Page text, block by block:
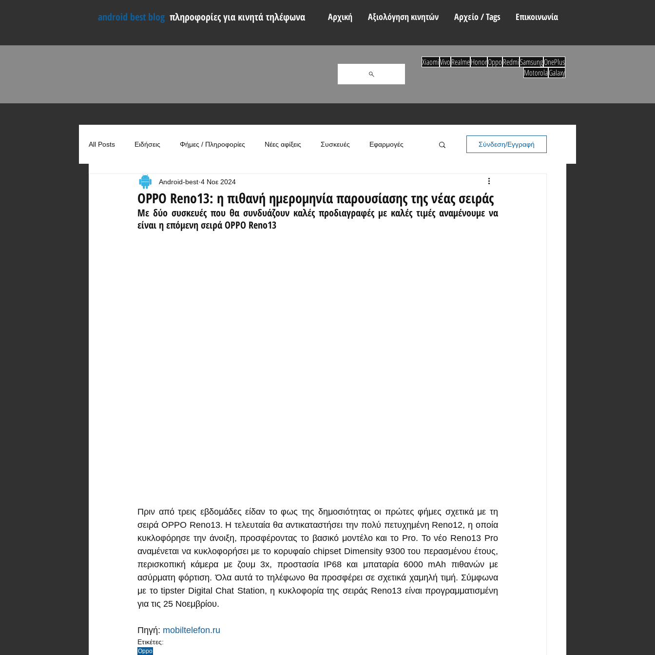
android best blog πληροφορίες για κινητά τηλέφωνα Αρχική Αξιολόγηση κινητών Αρχείο / Tags Επικοινωνία
All Posts Ειδήσεις Φήμες / Πληροφορίες Νέες αφίξεις Συσκευές Εφαρμογές
Συγκρίσεις Χρήσιμα
Σύνδεση/Εγγραφή
OPPO Reno13: η πιθανή ημερομηνία παρουσίασης της νέας σειράς
Android-best 4 Νοε 2024
Με δύο συσκευές που θα συνδυάζουν καλές προδιαγραφές με καλές τιμές αναμένουμε να
είναι η επόμενη σειρά OPPO Reno13
Πριν από τρεις εβδομάδες είδαν το φως της δημοσιότητας οι πρώτες φήμες σχετικά με τη
σειρά OPPO Reno13. Η τελευταία θα αντικαταστήσει την πολύ πετυχημένη Reno12, η οποία
κυκλοφόρησε την άνοιξη, προσφέροντας το βασικό μοντέλο και το Pro. Το νέο Reno13 Pro
αναμένεται να κυκλοφορήσει με το κορυφαίο chipset Dimensity 9300 του περασμένου έτους,
περισκοπική κάμερα με ζουμ 3x, προστασία IP68 και μπαταρία 6000 mAh πιθανών με
ασύρματη φόρτιση. Όλα αυτά το τηλέφωνο θα προσφέρει σε σχετικά χαμηλή τιμή. Σύμφωνα
με το tipster Digital Chat Station, η κυκλοφορία της σειράς Reno13 είναι προγραμματισμένη
για τις 25 Νοεμβρίου.
Πηγή: mobiltelefon.ru
Ετικέτες:
Oppo
XiaomiVivoRealmeHonorOppoRedmiSamsungOnePlus
MotorolaGalaxy